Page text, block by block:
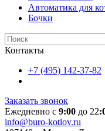
Автоматика для
Бочки
Контакты
+7 (495) 142-37-82
Заказать звонок
Ежедневно с 9:00 до 22
info@buro-kotlov.ru